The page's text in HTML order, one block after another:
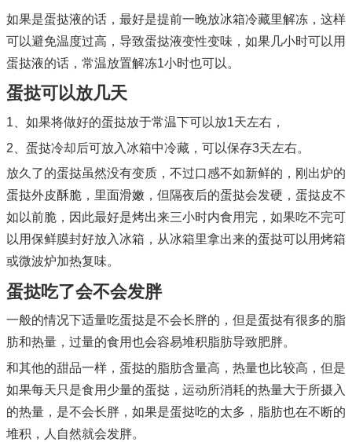
如果是蛋挞液的话，最好是提前一晚放冰箱冷藏里解冻，这样
可以避免温度过高，导致蛋挞液变性变味，如果几小时可以用
蛋挞液的话，常温放置解冻1小时也可以。
蛋挞可以放几天
1、如果将做好的蛋挞放于常温下可以放1天左右，
2、蛋挞冷却后可放入冰箱中冷藏，可以保存3天左右。
放久了的蛋挞虽然没有变质，不过口感不如新鲜的，刚出炉的
蛋挞外皮酥脆，里面滑嫩，但隔夜后的蛋挞会发硬，蛋挞皮不
如以前脆，因此最好是烤出来三小时内食用完，如果吃不完可
以用保鲜膜封好放入冰箱，从冰箱里拿出来的蛋挞可以用烤箱
或微波炉加热复味。
蛋挞吃了会不会发胖
一般的情况下适量吃蛋挞是不会长胖的，但是蛋挞有很多的脂
肪和热量，过量的食用也会容易堆积脂肪导致肥胖。
和其他的甜品一样，蛋挞的脂肪含量高，热量也比较高，但是
如果每天只是食用少量的蛋挞，运动所消耗的热量大于所摄入
的热量，是不会长胖，如果是蛋挞吃的太多，脂肪也在不断的
堆积，人自然就会发胖。